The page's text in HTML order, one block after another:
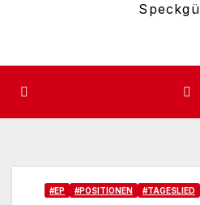
#EP #POSITIONEN #TAGESLIED